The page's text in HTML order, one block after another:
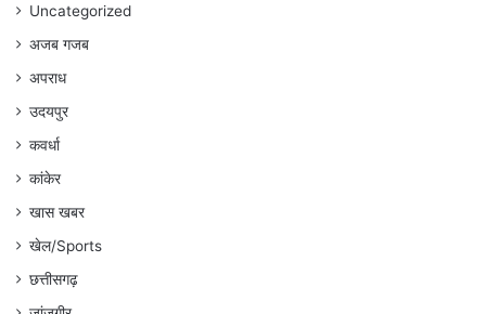
Uncategorized
अजब गजब
अपराध
उदयपुर
कवर्धा
कांकेर
खास खबर
खेल/Sports
छत्तीसगढ़